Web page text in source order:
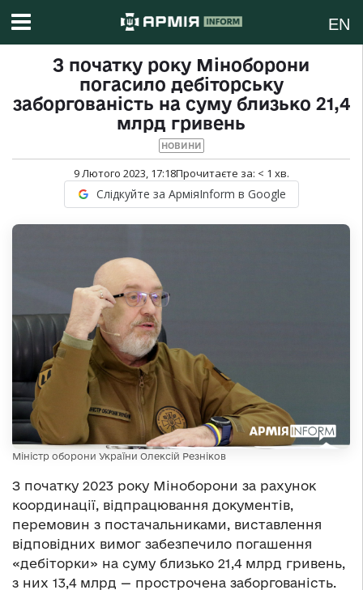
EN
З початку року Міноборони
погасило дебіторську
заборгованість на суму близько 21,4
млрд гривень
НОВИНИ
9 Лютого 2023, 17:18Прочитаєте за: < 1 хв.
Слідкуйте за АрміяInform в Google
Міністр оборони України Олексій Резніков
З початку 2023 року Міноборони за рахунок
координації, відпрацювання документів,
перемовин з постачальниками, виставлення
відповідних вимог забезпечило погашення
«дебіторки» на суму близько 21,4 млрд гривень,
з них 13,4 млрд — прострочена заборгованість.